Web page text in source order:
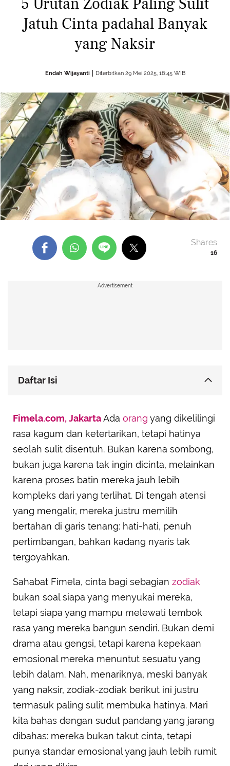
5 Urutan Zodiak Paling Sulit
Jatuh Cinta padahal Banyak
yang Naksir
Endah Wijayanti Diterbitkan 29 Mei 2025, 16:45 WIB
16
Shares
Advertisement
Daftar Isi
Capricorn – Cinta Bukan Prioritas Utama
Aquarius – Jatuh Cinta Tak Selalu Rasional
Scorpio – Butuh Kepercayaan Penuh Sebelum
Membuka Hati
Sagittarius – Hati Bebas yang Tak Mudah
Ditambatkan
Fimela.com, JakartaAda orang yang dikelilingi
rasa kagum dan ketertarikan, tetapi hatinya
seolah sulit disentuh. Bukan karena sombong,
bukan juga karena tak ingin dicinta, melainkan
karena proses batin mereka jauh lebih
kompleks dari yang terlihat. Di tengah atensi
yang mengalir, mereka justru memilih
bertahan di garis tenang: hati-hati, penuh
pertimbangan, bahkan kadang nyaris tak
tergoyahkan.
Sahabat Fimela, cinta bagi sebagian zodiak
bukan soal siapa yang menyukai mereka,
tetapi siapa yang mampu melewati tembok
rasa yang mereka bangun sendiri. Bukan demi
drama atau gengsi, tetapi karena kepekaan
emosional mereka menuntut sesuatu yang
lebih dalam. Nah, menariknya, meski banyak
yang naksir, zodiak-zodiak berikut ini justru
termasuk paling sulit membuka hatinya. Mari
kita bahas dengan sudut pandang yang jarang
dibahas: mereka bukan takut cinta, tetapi
punya standar emosional yang jauh lebih rumit